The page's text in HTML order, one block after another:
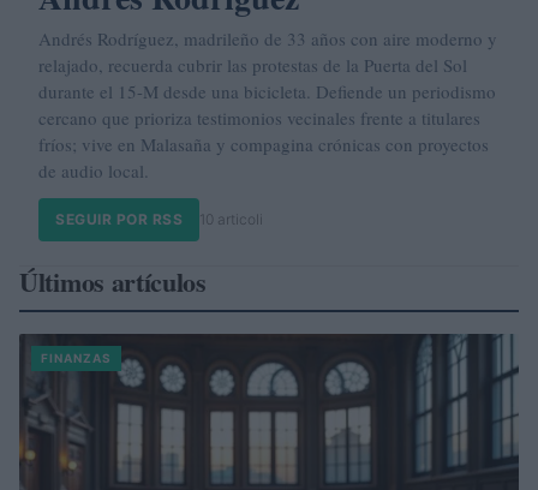
Andrés Rodríguez, madrileño de 33 años con aire moderno y
relajado, recuerda cubrir las protestas de la Puerta del Sol
durante el 15-M desde una bicicleta. Defiende un periodismo
cercano que prioriza testimonios vecinales frente a titulares
fríos; vive en Malasaña y compagina crónicas con proyectos
de audio local.
SEGUIR POR RSS 10 articoli
Últimos artículos
FINANZAS